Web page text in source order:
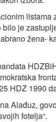
listama
bilo je
žena-
HDZ 1990
Alađuz,
fotelja“.